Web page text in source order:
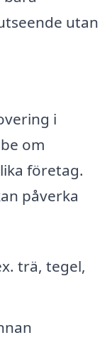
utan
i
om
företag.
påverka
trä, tegel,